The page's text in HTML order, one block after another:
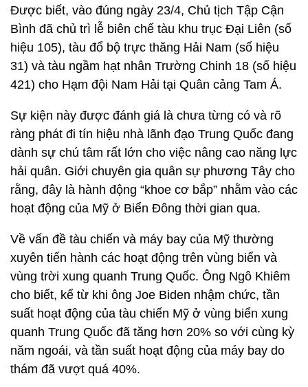
Được biết, vào đúng ngày 23/4, Chủ tịch Tập Cận
Bình đã chủ trì lễ biên chế tàu khu trục Đại Liên (số
hiệu 105), tàu đổ bộ trực thăng Hải Nam (số hiệu
31) và tàu ngầm hạt nhân Trường Chinh 18 (số hiệu
421) cho Hạm đội Nam Hải tại Quân cảng Tam Á.
Sự kiện này được đánh giá là chưa từng có và rõ
ràng phát đi tín hiệu nhà lãnh đạo Trung Quốc đang
dành sự chú tâm rất lớn cho việc nâng cao năng lực
hải quân. Giới chuyên gia quân sự phương Tây cho
rằng, đây là hành động “khoe cơ bắp” nhằm vào các
hoạt động của Mỹ ở Biển Đông thời gian qua.
Về vấn đề tàu chiến và máy bay của Mỹ thường
xuyên tiến hành các hoạt động trên vùng biển và
vùng trời xung quanh Trung Quốc. Ông Ngô Khiêm
cho biết, kể từ khi ông Joe Biden nhậm chức, tần
suất hoạt động của tàu chiến Mỹ ở vùng biển xung
quanh Trung Quốc đã tăng hơn 20% so với cùng kỳ
năm ngoái, và tần suất hoạt động của máy bay do
thám đã vượt quá 40%.